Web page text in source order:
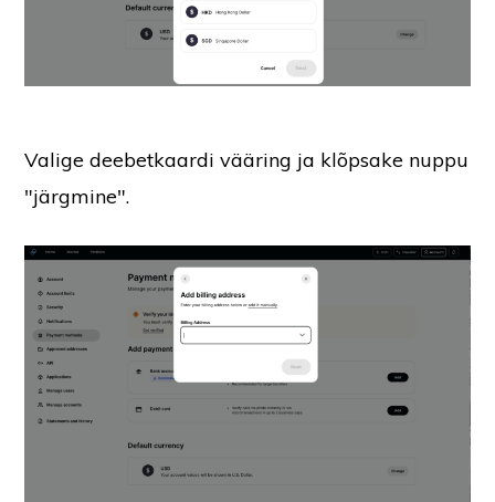
Valige deebetkaardi vääring ja klõpsake nuppu
"järgmine".